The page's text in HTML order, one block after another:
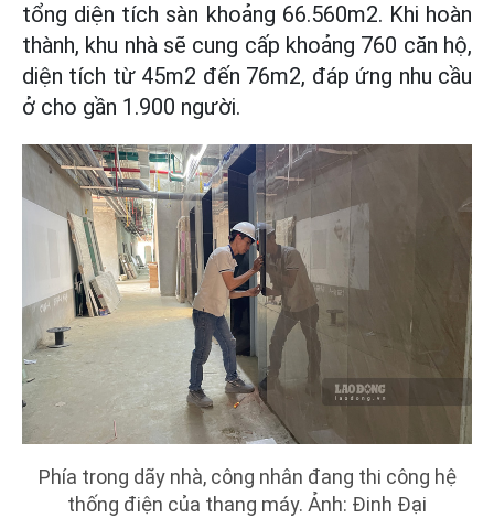
tổng diện tích sàn khoảng 66.560m2. Khi hoàn
thành, khu nhà sẽ cung cấp khoảng 760 căn hộ,
diện tích từ 45m2 đến 76m2, đáp ứng nhu cầu
ở cho gần 1.900 người.
Phía trong dãy nhà, công nhân đang thi công hệ
thống điện của thang máy. Ảnh: Đinh Đại